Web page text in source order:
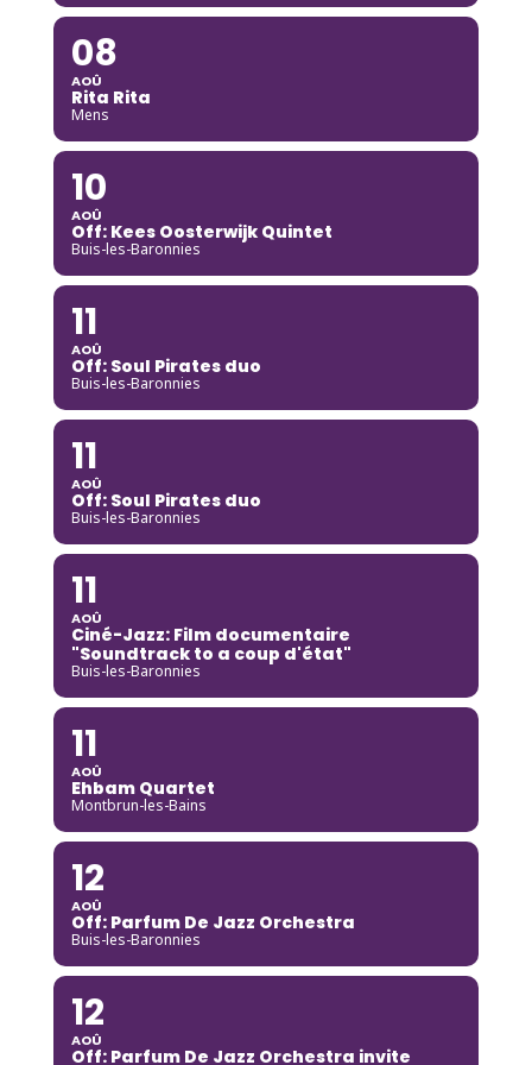
08
AOÛ
Rita Rita
Mens
10
AOÛ
Off: Kees Oosterwijk Quintet
Buis-les-Baronnies
11
AOÛ
Off: Soul Pirates duo
Buis-les-Baronnies
11
AOÛ
Off: Soul Pirates duo
Buis-les-Baronnies
11
AOÛ
Ciné-Jazz: Film documentaire
"Soundtrack to a coup d'état"
Buis-les-Baronnies
11
AOÛ
Ehbam Quartet
Montbrun-les-Bains
12
AOÛ
Off: Parfum De Jazz Orchestra
Buis-les-Baronnies
12
AOÛ
Off: Parfum De Jazz Orchestra invite